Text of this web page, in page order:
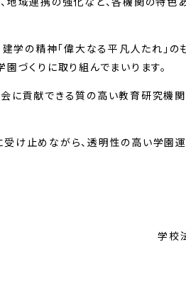
の精神「偉大なる平凡人たれ」の
づくりに取り組んでまいります。
に貢献できる質の高い教育研究機
け止めながら、透明性の高い学園
学校